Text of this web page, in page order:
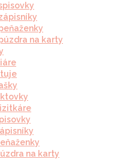
na karty
na karty